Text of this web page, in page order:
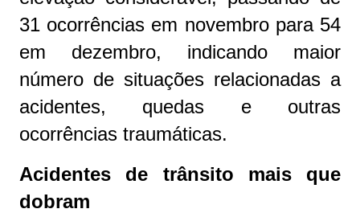
31 ocorrências em novembro para 54
em dezembro, indicando maior
número de situações relacionadas a
acidentes, quedas e outras
ocorrências traumáticas.
Acidentes de trânsito mais que
dobram